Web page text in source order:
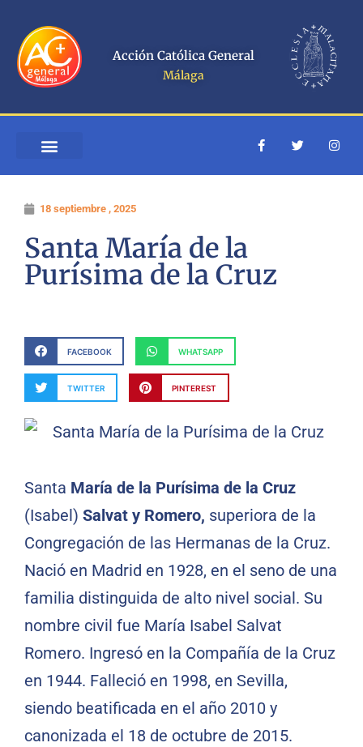
contenido
Acción Católica General
Málaga
F
a
e
T
w
t
I
n
t
18 septiembre , 2025
Santa María de la
Purísima de la Cruz
FACEBOOK WHATSAPP
TWITTER PINTEREST
Santa María de la Purísima de la Cruz
(Isabel) Salvat y Romero, superiora de la
Congregación de las Hermanas de la Cruz.
Nació en Madrid en 1928, en el seno de una
familia distinguida de alto nivel social. Su
nombre civil fue María Isabel Salvat
Romero. Ingresó en la Compañía de la Cruz
en 1944. Falleció en 1998, en Sevilla,
siendo beatificada en el año 2010 y
canonizada el 18 de octubre de 2015.